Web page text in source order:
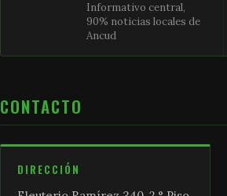
Informativo central,
90% noticias locales de
Ancud
CONTACTO
DIRECCIÓN